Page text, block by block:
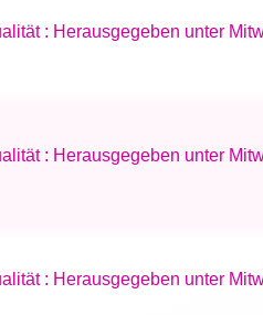
: Herausgegeben unter
: Herausgegeben unter
: Herausgegeben unter